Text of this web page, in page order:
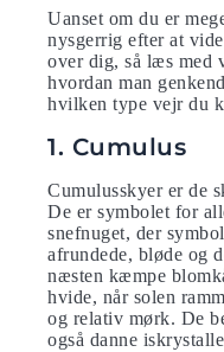
Uanset om du er
nysgerrig efter at
over dig, så læs med
hvordan man
hvilken type vejr du
1. Cumulus
Cumulusskyer er de
De er symbolet for
snefnuget, der
afrundede, bløde og
næsten kæmpe
hvide, når solen
og relativ mørk. De
også danne